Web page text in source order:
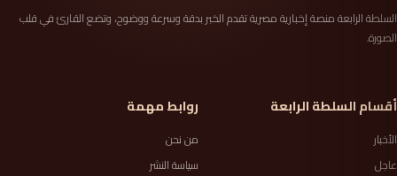
السلطة الرابعة منصة إخبارية مصرية تقدم الخبر بدقة وسرعة ووضوح، وتضع القارئ في قلب
الصورة.
أقسام السلطة الرابعة
الأخبار
عاجل
روابط مهمة
من نحن
سياسة النشر